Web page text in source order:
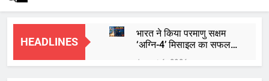
HEADLINES
भारत ने किया परमाणु सक्षम
‘अग्नि-4’ मिसाइल का सफल
परीक्षण, 4000 किमी है मारक
क्षमता
August 6, 2026